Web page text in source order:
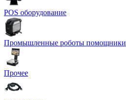
POS оборудование
Промышленные роботы помощники
Прочее